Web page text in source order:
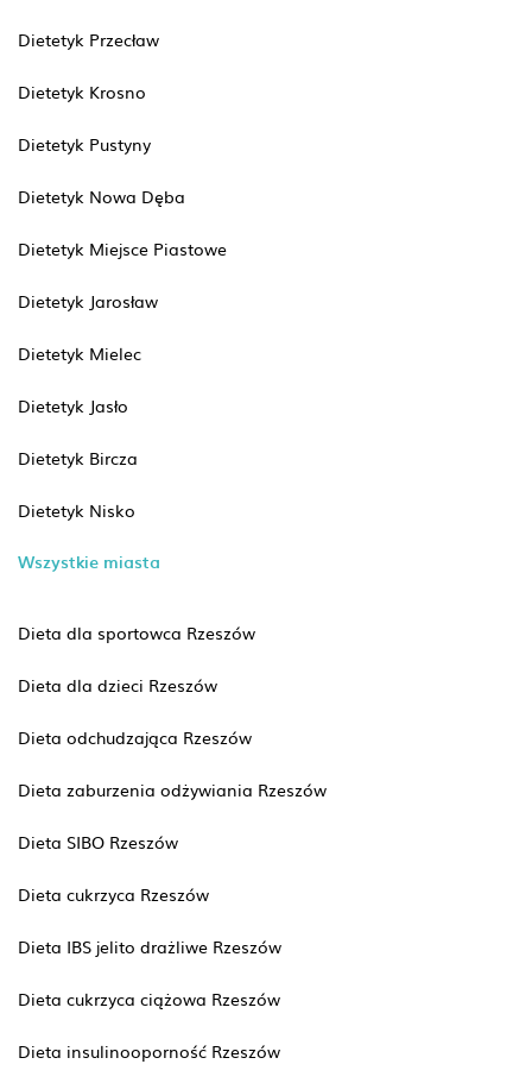
Dietetyk Przecław
Dietetyk Krosno
Dietetyk Pustyny
Dietetyk Nowa Dęba
Dietetyk Miejsce Piastowe
Dietetyk Jarosław
Dietetyk Mielec
Dietetyk Jasło
Dietetyk Bircza
Dietetyk Nisko
Wszystkie miasta
Dieta dla sportowca Rzeszów
Dieta dla dzieci Rzeszów
Dieta odchudzająca Rzeszów
Dieta zaburzenia odżywiania Rzeszów
Dieta SIBO Rzeszów
Dieta cukrzyca Rzeszów
Dieta IBS jelito drażliwe Rzeszów
Dieta cukrzyca ciążowa Rzeszów
Dieta insulinooporność Rzeszów